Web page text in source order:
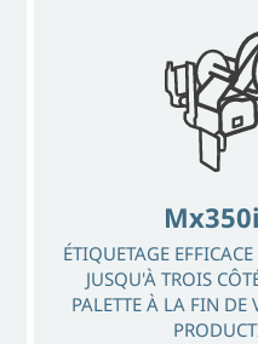
ÉTIQUETAGE
JUSQU'À TROIS
PALETTE À LA FIN DE